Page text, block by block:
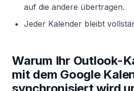
auf die andere übertragen.
Jeder Kalender bleibt
Warum Ihr Outlook-
mit dem Google